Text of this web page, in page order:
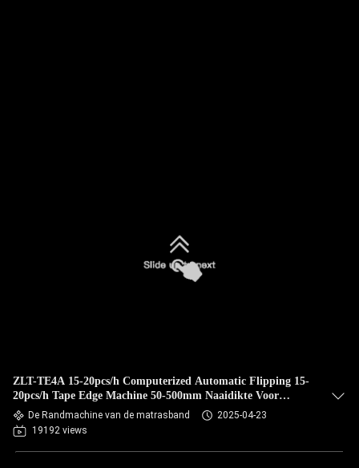
ZLT-TE4A 15-20pcs/h Computerized Automatic Flipping 15-
20pcs/h Tape Edge Machine 50-500mm Naaidikte Voor
Matras
De Randmachine van de matrasband
2025-04-23
19192 views